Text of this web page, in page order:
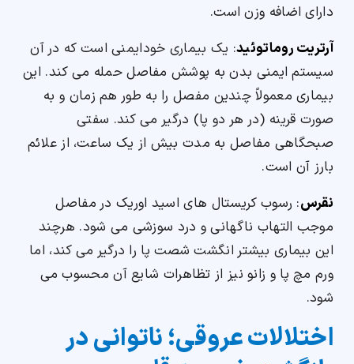
دارای اضافه وزن است.
آرتریت روماتوئید: یک بیماری خودایمنی است که در آن
سیستم ایمنی بدن به پوشش مفاصل حمله می کند. این
بیماری معمولاً چندین مفصل را به طور هم زمان و به
صورت قرینه (در هر دو پا) درگیر می کند. سفتی
صبحگاهی مفاصل به مدت بیش از یک ساعت، از علائم
بارز آن است.
نقرس: رسوب کریستال های اسید اوریک در مفاصل
موجب التهاب ناگهانی و درد سوزشی می شود. هرچند
این بیماری بیشتر انگشت شصت پا را درگیر می کند، اما
ورم مچ پا و زانو نیز از تظاهرات شایع آن محسوب می
شود.
اختلالات عروقی؛ ناتوانی در